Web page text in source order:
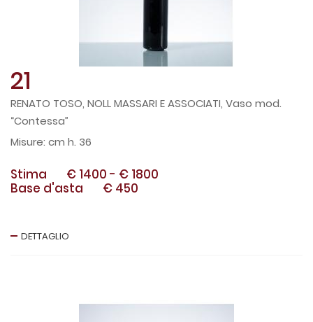
21
RENATO TOSO, NOLL MASSARI E ASSOCIATI, Vaso mod.
“Contessa”
cm h. 36
Stima € 1400 - € 1800
Base d'asta
€ 450
DETTAGLIO